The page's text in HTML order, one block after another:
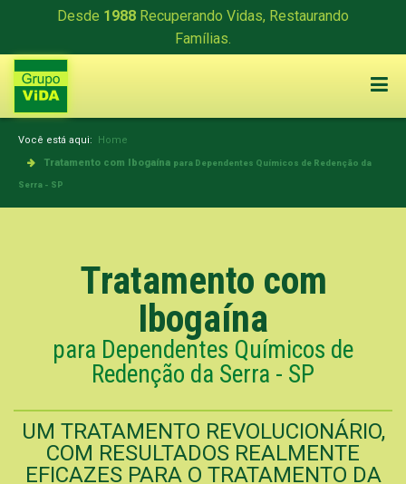
Desde 1988 Recuperando Vidas, Restaurando
Famílias.
Você está aqui: Home
Tratamento com Ibogaína para Dependentes Químicos de Redenção da
Serra - SP
Tratamento com
Ibogaína
para Dependentes Químicos de
Redenção da Serra - SP
UM TRATAMENTO REVOLUCIONÁRIO,
COM RESULTADOS REALMENTE
EFICAZES PARA O TRATAMENTO DA